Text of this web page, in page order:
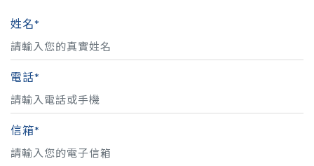
姓名*
電話*
信箱*